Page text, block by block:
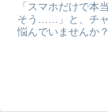
「スマホだけで本
そう……」と、チャ
悩んでいませんか